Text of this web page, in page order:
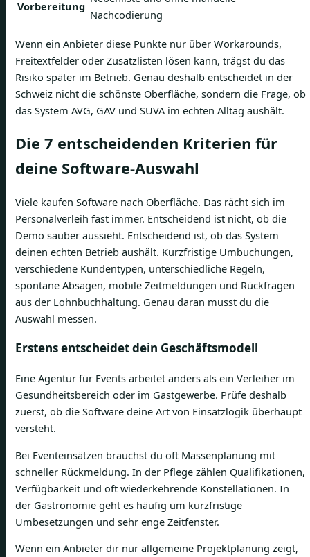
Vorbereitung
Nachcodierung
Wenn ein Anbieter diese Punkte nur über Workarounds,
Freitextfelder oder Zusatzlisten lösen kann, trägst du das
Risiko später im Betrieb. Genau deshalb entscheidet in der
Schweiz nicht die schönste Oberfläche, sondern die Frage, ob
das System AVG, GAV und SUVA im echten Alltag aushält.
Die 7 entscheidenden Kriterien für
deine Software-Auswahl
Viele kaufen Software nach Oberfläche. Das rächt sich im
Personalverleih fast immer. Entscheidend ist nicht, ob die
Demo sauber aussieht. Entscheidend ist, ob das System
deinen echten Betrieb aushält. Kurzfristige Umbuchungen,
verschiedene Kundentypen, unterschiedliche Regeln,
spontane Absagen, mobile Zeitmeldungen und Rückfragen
aus der Lohnbuchhaltung. Genau daran musst du die
Auswahl messen.
Erstens entscheidet dein Geschäftsmodell
Eine Agentur für Events arbeitet anders als ein Verleiher im
Gesundheitsbereich oder im Gastgewerbe. Prüfe deshalb
zuerst, ob die Software deine Art von Einsatzlogik überhaupt
versteht.
Bei Eventeinsätzen brauchst du oft Massenplanung mit
schneller Rückmeldung. In der Pflege zählen Qualifikationen,
Verfügbarkeit und oft wiederkehrende Konstellationen. In
der Gastronomie geht es häufig um kurzfristige
Umbesetzungen und sehr enge Zeitfenster.
Wenn ein Anbieter dir nur allgemeine Projektplanung zeigt,